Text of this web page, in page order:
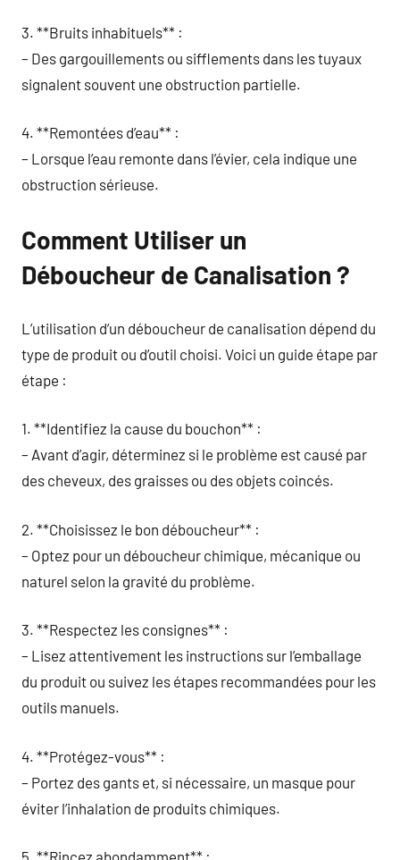
3. **Bruits inhabituels** :
– Des gargouillements ou sifflements dans les tuyaux
signalent souvent une obstruction partielle.
4. **Remontées d’eau** :
– Lorsque l’eau remonte dans l’évier, cela indique une
obstruction sérieuse.
Comment Utiliser un
Déboucheur de Canalisation ?
L’utilisation d’un déboucheur de canalisation dépend du
type de produit ou d’outil choisi. Voici un guide étape par
étape :
1. **Identifiez la cause du bouchon** :
– Avant d’agir, déterminez si le problème est causé par
des cheveux, des graisses ou des objets coincés.
2. **Choisissez le bon déboucheur** :
– Optez pour un déboucheur chimique, mécanique ou
naturel selon la gravité du problème.
3. **Respectez les consignes** :
– Lisez attentivement les instructions sur l’emballage
du produit ou suivez les étapes recommandées pour les
outils manuels.
4. **Protégez-vous** :
– Portez des gants et, si nécessaire, un masque pour
éviter l’inhalation de produits chimiques.
5. **Rincez abondamment** :